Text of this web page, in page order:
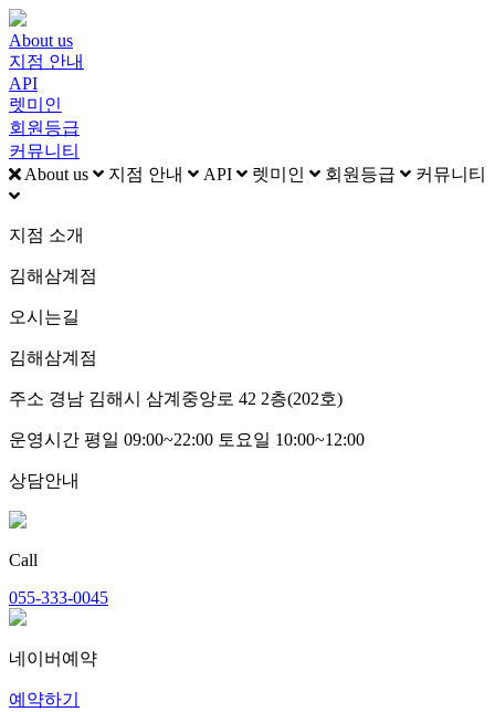
About us
지점 안내
API
렛미인
회원등급
커뮤니티
About us
지점 안내 API 렛미인 회원등급 커뮤니티
지점 소개
김해삼계점
오시는길
김해삼계점
주소 경남 김해시 삼계중앙로 42 2층(202호)
운영시간 평일 09:00~22:00 토요일 10:00~12:00
상담안내
Call
055-333-0045
네이버예약
예약하기